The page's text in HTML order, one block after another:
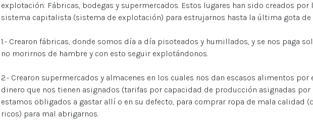
explotación: Fábricas, bodegas y supermercados. Estos lugares han sido creados por
sistema capitalista (sistema de explotación) para estrujarnos hasta la última gota de
1.- Crearon fábricas, donde somos día a día pisoteados y humillados, y se nos paga
no morirnos de hambre y con esto seguir explotándonos.
2.- Crearon supermercados y almacenes en los cuales nos dan escasos alimentos por
dinero que nos tienen asignados (tarifas por capacidad de producción asignadas por
estamos obligados a gastar allí o en su defecto, para comprar ropa de mala calidad
ricos) para mal abrigarnos.